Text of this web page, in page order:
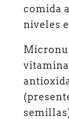
comida
niveles